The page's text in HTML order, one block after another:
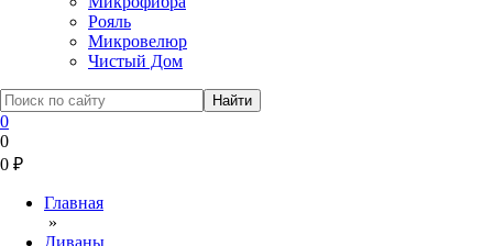
Рояль
Микровелюр
Чистый Дом
0
0
0 ₽
Главная
»
Диваны